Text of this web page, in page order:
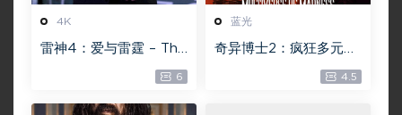
4K
雷神4：爱与雷霆 – Tho
r: Love and Thunder
20.4GB [115网盘下载]
6
蓝光
奇异博士2：疯狂多元宇
宙【4k】【115网盘】 –
Doctor Strange in th
4.5